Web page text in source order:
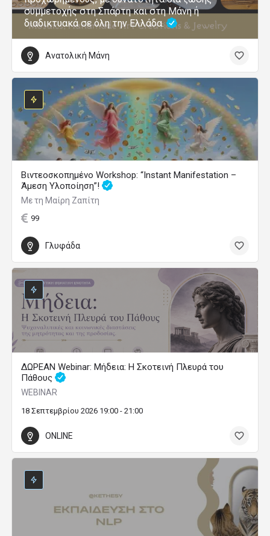
συμμετοχής στη Σπάρτη και στη Μάνη ή
διαδικτυακά σε όλη την Ελλάδα.
Ανατολική Μάνη
Βιντεοσκοπημένο Workshop: “Instant Manifestation –
Άμεση Υλοποίηση”!
Με τη Μαίρη Ζαπίτη
99
Γλυφάδα
ΔΩΡΕΑΝ Webinar: Μήδεια: Η Σκοτεινή Πλευρά του
Πάθους
WEBINAR
18 Σεπτεμβρίου 2026 19:00 - 21:00
ONLINE